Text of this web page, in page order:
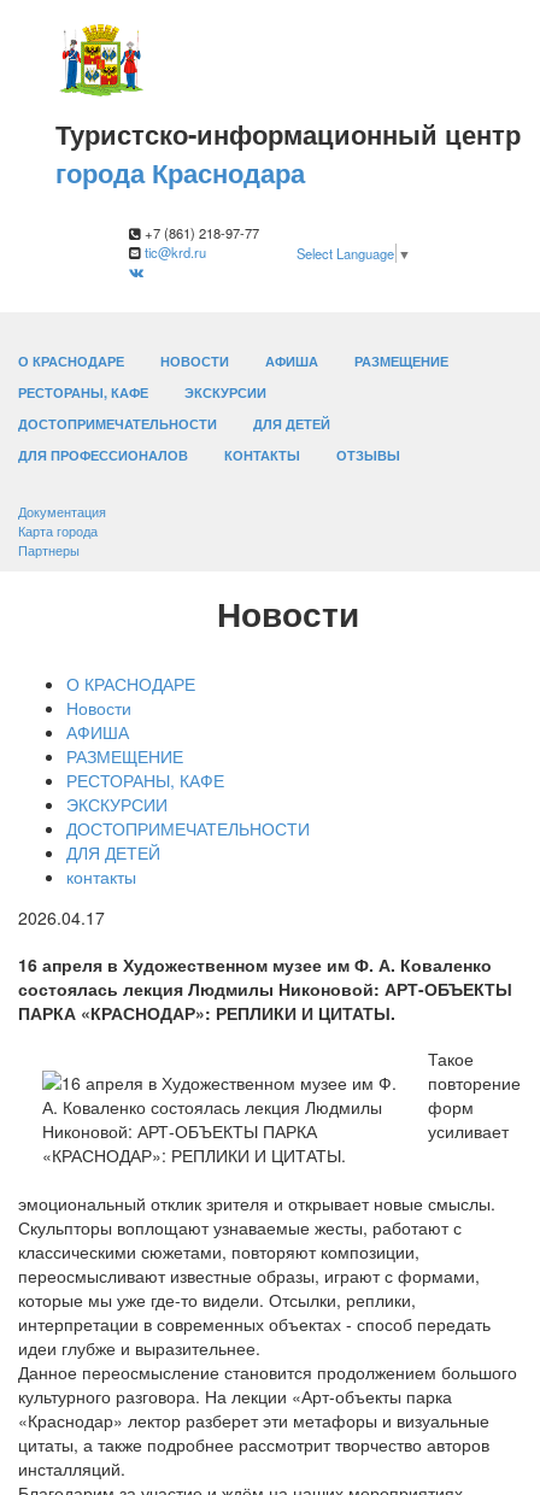
Туристско-информационный центр
города Краснодара
+7 (861) 218-97-77
tic@krd.ru
Select Language ▼
О КРАСНОДАРЕ НОВОСТИ АФИША
РАЗМЕЩЕНИЕ
РЕСТОРАНЫ, КАФЕ
ЭКСКУРСИИ
ДОСТОПРИМЕЧАТЕЛЬНОСТИ
ДЛЯ ДЕТЕЙ
ДЛЯ ПРОФЕССИОНАЛОВ
КОНТАКТЫ ОТЗЫВЫ
Документация
Карта города
Партнеры
Новости
О КРАСНОДАРЕ
Новости
АФИША
РАЗМЕЩЕНИЕ
РЕСТОРАНЫ, КАФЕ
ЭКСКУРСИИ
ДОСТОПРИМЕЧАТЕЛЬНОСТИ
ДЛЯ ДЕТЕЙ
контакты
2026.04.17
16 апреля в Художественном музее им Ф. А. Коваленко
состоялась лекция Людмилы Никоновой: АРТ-ОБЪЕКТЫ
ПАРКА «КРАСНОДАР»: РЕПЛИКИ И ЦИТАТЫ.
Такое
повторение
форм
усиливает
эмоциональный отклик зрителя и открывает новые смыслы.
Скульпторы воплощают узнаваемые жесты, работают с
классическими сюжетами, повторяют композиции,
переосмысливают известные образы, играют с формами,
которые мы уже где-то видели. Отсылки, реплики,
интерпретации в современных объектах - способ передать
идеи глубже и выразительнее.
Данное переосмысление становится продолжением большого
культурного разговора. На лекции «Арт-объекты парка
«Краснодар» лектор разберет эти метафоры и визуальные
цитаты, а также подробнее рассмотрит творчество авторов
инсталляций.